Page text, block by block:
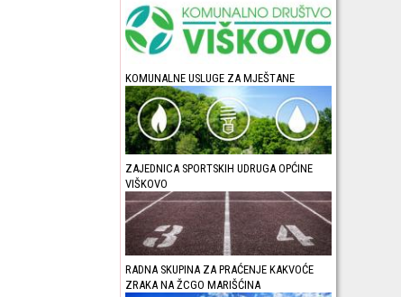
KOMUNALNE USLUGE ZA MJEŠTANE
ZAJEDNICA SPORTSKIH UDRUGA OPĆINE
VIŠKOVO
RADNA SKUPINA ZA PRAĆENJE KAKVOĆE
ZRAKA NA ŽCGO MARIŠĆINA